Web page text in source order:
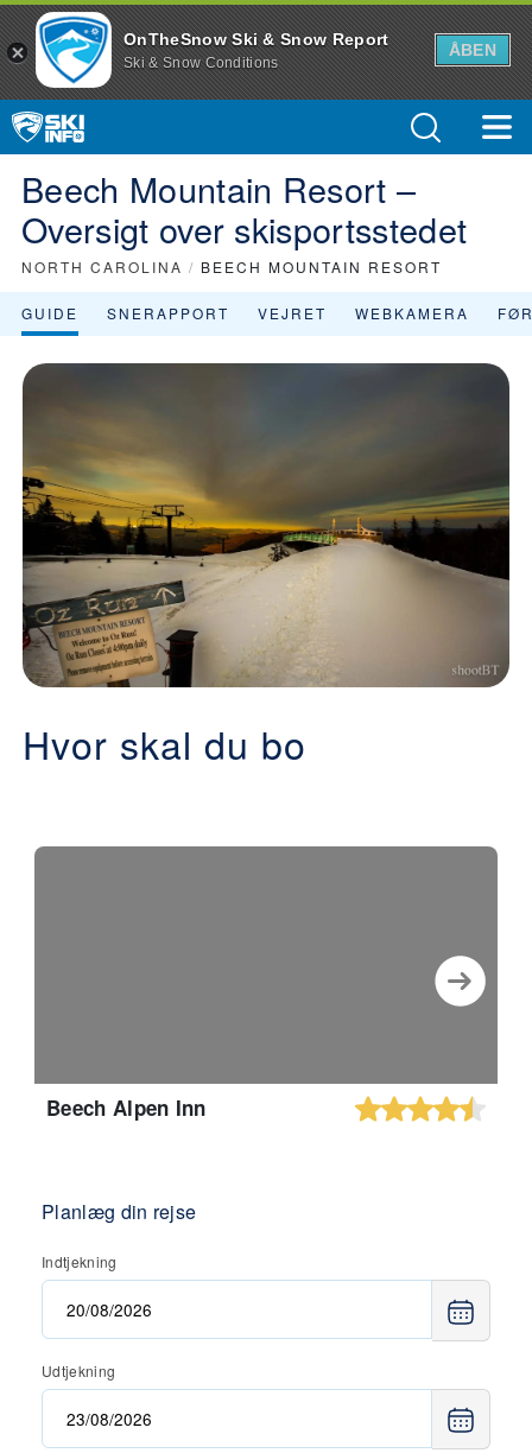
OnTheSnow Ski & Snow Report
Ski & Snow Conditions
ÅBEN
Beech Mountain Resort –
Oversigt over skisportsstedet
NORTH CAROLINA / BEECH MOUNTAIN RESORT
GUIDE SNERAPPORT VEJRET WEBKAMERA
Hvor skal du bo
Beech Alpen Inn
Planlæg din rejse
Indtjekning
Udtjekning